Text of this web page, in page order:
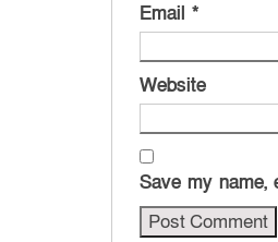
Email *
Website
Save my name,